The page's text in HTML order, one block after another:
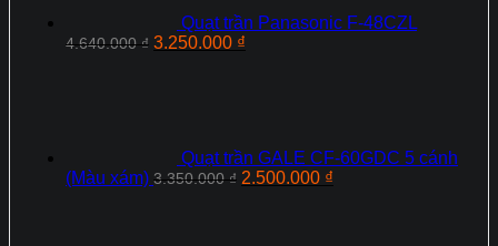
Quạt trần Panasonic F‑48CZL
4.640.000₫ Giá
3.250.000 ₫
Quạt trần GALE CF-60GDC 5 cánh
(Màu xám) 3.350.000₫ Giá
2.500.000 ₫